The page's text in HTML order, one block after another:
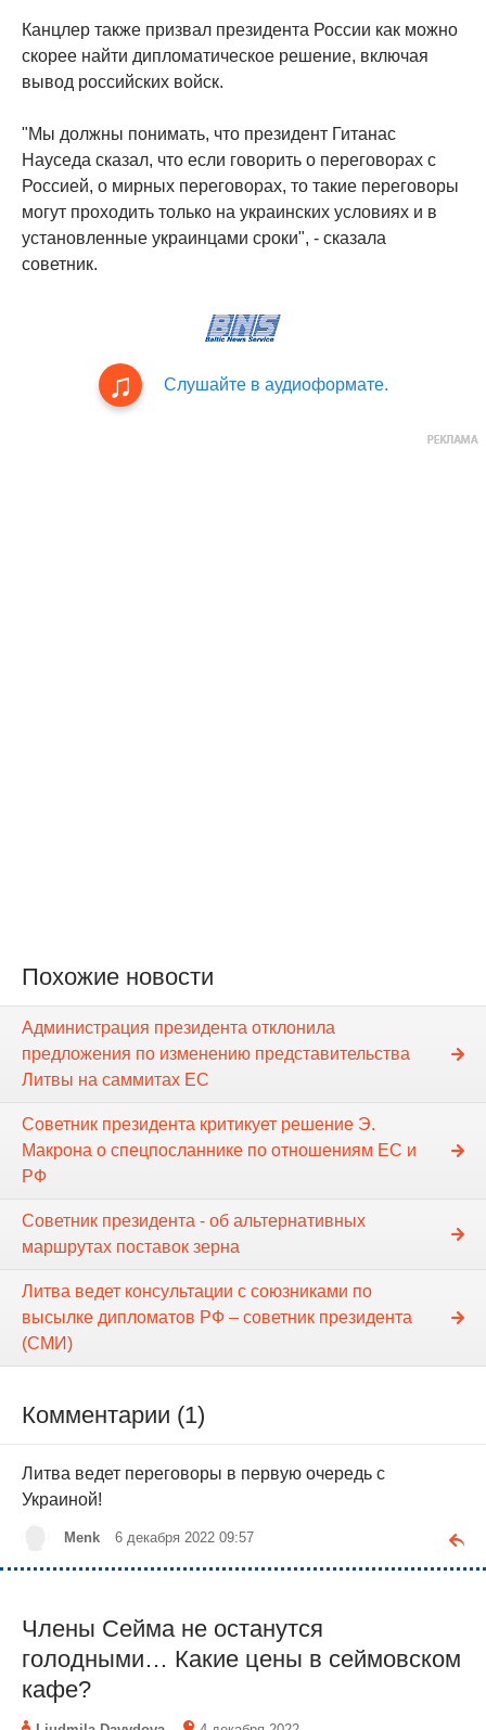
Канцлер также призвал президента России как можно
скорее найти дипломатическое решение, включая
вывод российских войск.
"Мы должны понимать, что президент Гитанас
Науседа сказал, что если говорить о переговорах с
Россией, о мирных переговорах, то такие переговоры
могут проходить только на украинских условиях и в
установленные украинцами сроки", - сказала
советник.
Слушайте в аудиоформате.
Похожие новости
Администрация президента отклонила
предложения по изменению представительства
Литвы на саммитах ЕС
Советник президента критикует решение Э.
Макрона о спецпосланнике по отношениям ЕС и
РФ
Советник президента - об альтернативных
маршрутах поставок зерна
Литва ведет консультации с союзниками по
высылке дипломатов РФ – советник президента
(СМИ)
Комментарии (1)
Литва ведет переговоры в первую очередь с
Украиной!
Menk 6 декабря 2022 09:57
Члены Сейма не останутся
голодными… Какие цены в сеймовском
кафе?